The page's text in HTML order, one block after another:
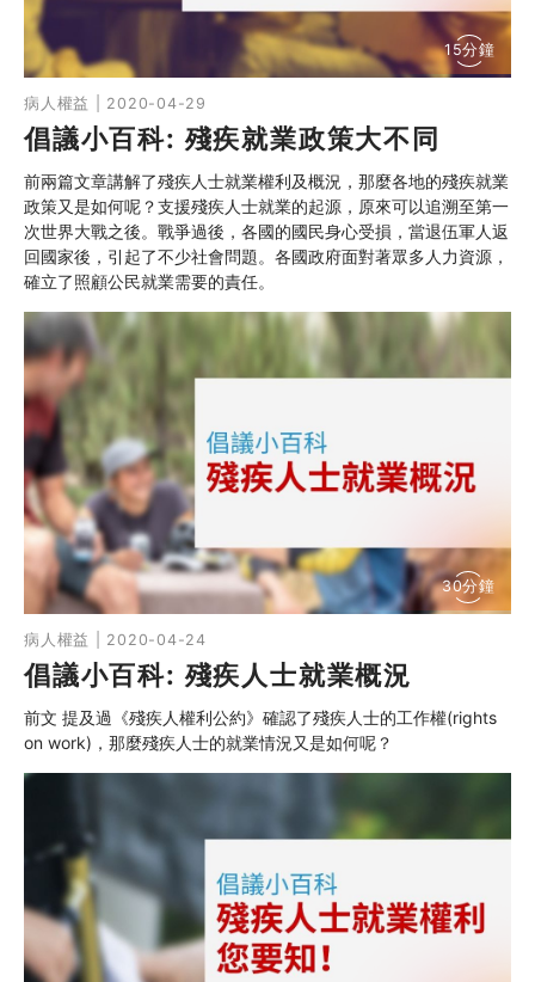
病人權益 | 2020-04-29
15分鐘
倡議小百科: 殘疾就業政策大不同
前兩篇文章講解了殘疾人士就業權利及概況，那麼各地的殘疾就業
政策又是如何呢？支援殘疾人士就業的起源，原來可以追溯至第一
次世界大戰之後。戰爭過後，各國的國民身心受損，當退伍軍人返
回國家後，引起了不少社會問題。各國政府面對著眾多人力資源，
確立了照顧公民就業需要的責任。
病人權益 | 2020-04-24
30分鐘
倡議小百科: 殘疾人士就業概況
前文 提及過《殘疾人權利公約》確認了殘疾人士的工作權(rights
on work)，那麼殘疾人士的就業情況又是如何呢？